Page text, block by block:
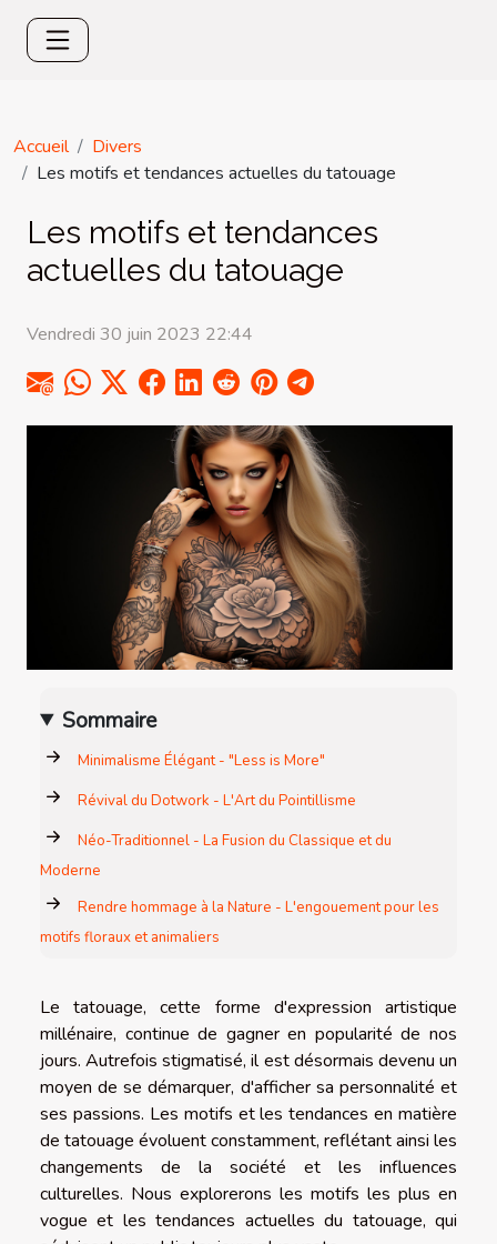
Accueil
Divers
Les motifs et tendances actuelles du tatouage
Les motifs et tendances
actuelles du tatouage
Vendredi 30 juin 2023 22:44
Sommaire
Minimalisme Élégant - "Less is More"
Révival du Dotwork - L'Art du Pointillisme
Néo-Traditionnel - La Fusion du Classique et du
Moderne
Rendre hommage à la Nature - L'engouement pour les
motifs floraux et animaliers
Le tatouage, cette forme d'expression artistique
millénaire, continue de gagner en popularité de nos
jours. Autrefois stigmatisé, il est désormais devenu un
moyen de se démarquer, d'afficher sa personnalité et
ses passions. Les motifs et les tendances en matière
de tatouage évoluent constamment, reflétant ainsi les
changements de la société et les influences
culturelles. Nous explorerons les motifs les plus en
vogue et les tendances actuelles du tatouage, qui